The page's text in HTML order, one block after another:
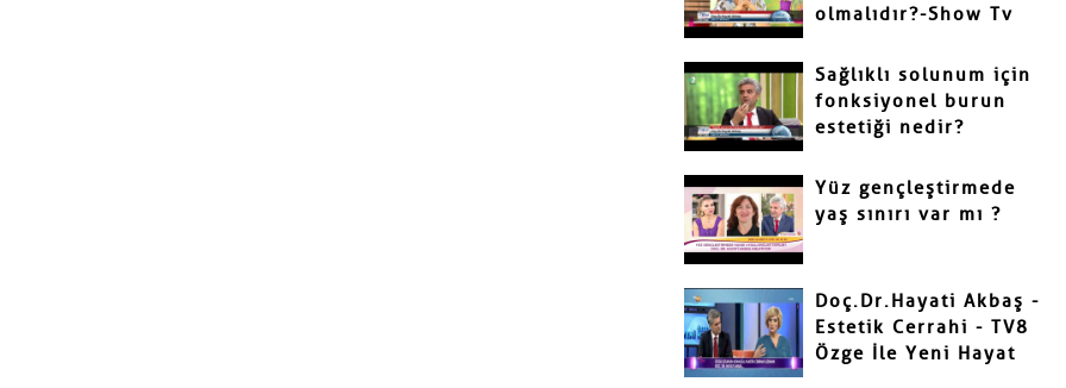
olmalıdır?-Show Tv
Sağlıklı solunum için
fonksiyonel burun
estetiği nedir?
Yüz gençleştirmede
yaş sınırı var mı ?
Doç.Dr.Hayati Akbaş -
Estetik Cerrahi - TV8
Özge İle Yeni Hayat